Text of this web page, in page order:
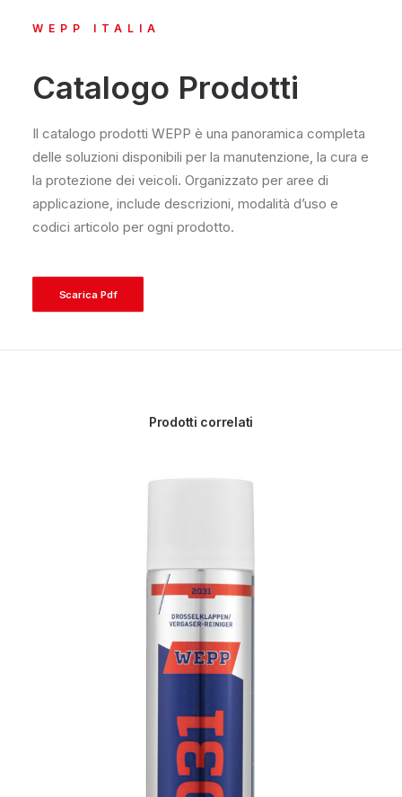
WEPP ITALIA
Catalogo Prodotti
Il catalogo prodotti WEPP è una panoramica completa
delle soluzioni disponibili per la manutenzione, la cura e
la protezione dei veicoli. Organizzato per aree di
applicazione, include descrizioni, modalità d’uso e
codici articolo per ogni prodotto.
Scarica Pdf
Prodotti correlati